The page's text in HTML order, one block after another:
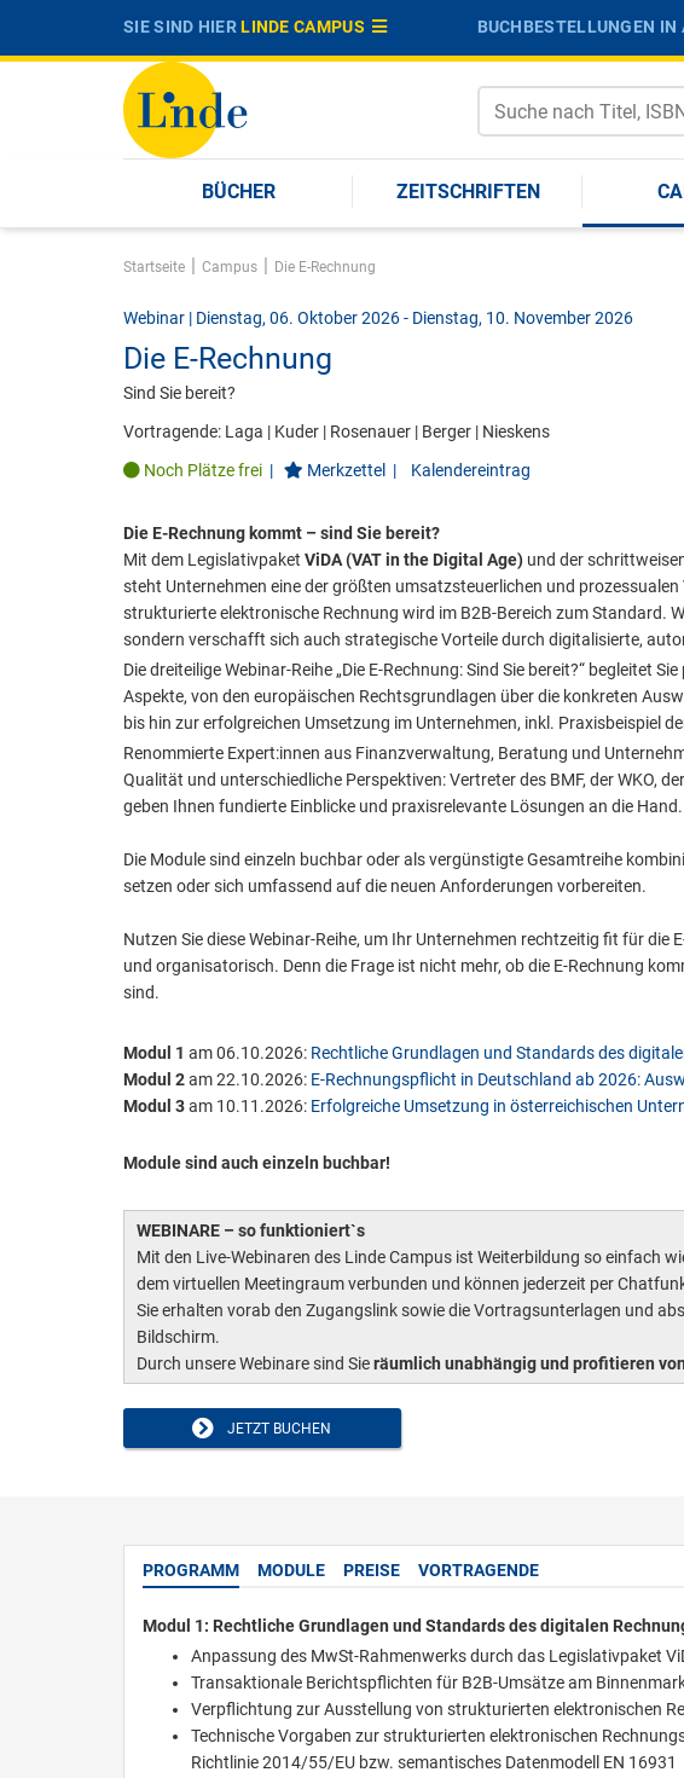
SIE SIND HIERLINDE CAMPUS BUCHBESTELLUNGEN IN
BÜCHER ZEITSCHRIFTEN
Startseite | Campus | Die E-Rechnung
Webinar | Dienstag, 06. Oktober 2026 - Dienstag, 10. November 2026
Die E-Rechnung
Sind Sie bereit?
Vortragende: Laga | Kuder | Rosenauer | Berger | Nieskens
Noch Plätze frei | Merkzettel | Kalendereintrag
Die E-Rechnung kommt – sind Sie bereit?
Mit dem Legislativpaket ViDA (VAT in the Digital Age) und der
steht Unternehmen eine der größten umsatzsteuerlichen und
strukturierte elektronische Rechnung wird im B2B-Bereich zum Standard.
sondern verschafft sich auch strategische Vorteile durch digitalisierte,
Die dreiteilige Webinar-Reihe „Die E-Rechnung: Sind Sie bereit?“ begleitet
Aspekte, von den europäischen Rechtsgrundlagen über die konkreten
bis hin zur erfolgreichen Umsetzung im Unternehmen, inkl. Praxisbeispiel
Renommierte Expert:innen aus Finanzverwaltung, Beratung und
Qualität und unterschiedliche Perspektiven: Vertreter des BMF, der WKO,
geben Ihnen fundierte Einblicke und praxisrelevante Lösungen an die Hand.
Die Module sind einzeln buchbar oder als vergünstigte Gesamtreihe
setzen oder sich umfassend auf die neuen Anforderungen vorbereiten.
Nutzen Sie diese Webinar-Reihe, um Ihr Unternehmen rechtzeitig fit für die
und organisatorisch. Denn die Frage ist nicht mehr, ob die E-Rechnung
sind.
Modul 1 am 06.10.2026: Rechtliche Grundlagen und Standards des
Modul 2am 22.10.2026: E-Rechnungspflicht in Deutschland ab 2026:
Modul 3am 10.11.2026: Erfolgreiche Umsetzung in österreichischen
Module sind auch einzeln buchbar!
WEBINARE – so funktioniert`s
Mit den Live-Webinaren des Linde Campus ist Weiterbildung so einfach
dem virtuellen Meetingraum verbunden und können jederzeit per
Sie erhalten vorab den Zugangslink sowie die Vortragsunterlagen und
Bildschirm.
Durch unsere Webinare sind Sieräumlich unabhängig und profitieren
JETZT BUCHEN
PROGRAMM MODULE PREISE VORTRAGENDE
Modul 1: Rechtliche Grundlagen und Standards des digitalen
Anpassung des MwSt-Rahmenwerks durch das Legislativpaket
Transaktionale Berichtspflichten für B2B-Umsätze am
Verpflichtung zur Ausstellung von strukturierten elektronischen
Technische Vorgaben zur strukturierten elektronischen
Richtlinie 2014/55/EU bzw. semantisches Datenmodell EN 16931